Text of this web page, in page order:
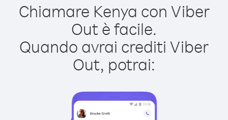
Chiamare Kenya con Viber
Out è facile.
Quando avrai crediti Viber
Out, potrai: